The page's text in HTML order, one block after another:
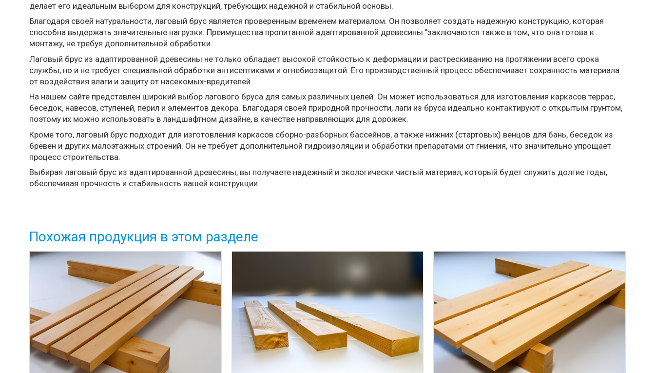
делает его идеальным выбором для конструкций, требующих надежной и стабильной основы.
Благодаря своей натуральности, лаговый брус является проверенным временем материалом. Он позволяет создать надежную конструкцию, которая
способна выдержать значительные нагрузки. Преимущества пропитанной адаптированной древесины "заключаются также в том, что она готова к
монтажу, не требуя дополнительной обработки.
Лаговый брус из адаптированной древесины не только обладает высокой стойкостью к деформации и растрескиванию на протяжении всего срока
службы, но и не требует специальной обработки антисептиками и огнебиозащитой. Его производственный процесс обеспечивает сохранность материала
от воздействия влаги и защиту от насекомых-вредителей.
На нашем сайте представлен широкий выбор лагового бруса для самых различных целей. Он может использоваться для изготовления каркасов террас,
беседок, навесов, ступеней, перил и элементов декора. Благодаря своей природной прочности, лаги из бруса идеально контактируют с открытым грунтом,
поэтому их можно использовать в ландшафтном дизайне, в качестве направляющих для дорожек.
Кроме того, лаговый брус подходит для изготовления каркасов сборно-разборных бассейнов, а также нижних (стартовых) венцов для бань, беседок из
бревен и других малоэтажных строений. Он не требует дополнительной гидроизоляции и обработки препаратами от гниения, что значительно упрощает
процесс строительства.
Выбирая лаговый брус из адаптированной древесины, вы получаете надежный и экологически чистый материал, который будет служить долгие годы,
обеспечивая прочность и стабильность вашей конструкции.
Похожая продукция в этом разделе